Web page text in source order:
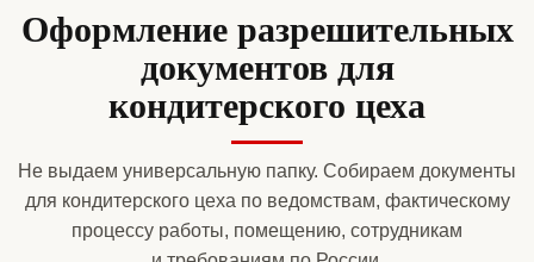
Оформление разрешительных
документов для
кондитерского цеха
Не выдаем универсальную папку. Собираем документы
для кондитерского цеха по ведомствам, фактическому
процессу работы, помещению, сотрудникам